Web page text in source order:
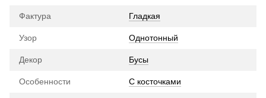
Фактура Гладкая
Узор Однотонный
Декор Бусы
Особенности С косточками